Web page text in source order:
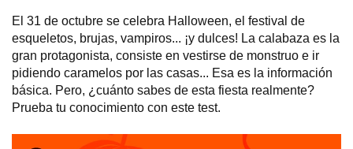
El 31 de octubre se celebra Halloween, el festival de
esqueletos, brujas, vampiros... ¡y dulces! La calabaza es la
gran protagonista, consiste en vestirse de monstruo e ir
pidiendo caramelos por las casas... Esa es la información
básica. Pero, ¿cuánto sabes de esta fiesta realmente?
Prueba tu conocimiento con este test.